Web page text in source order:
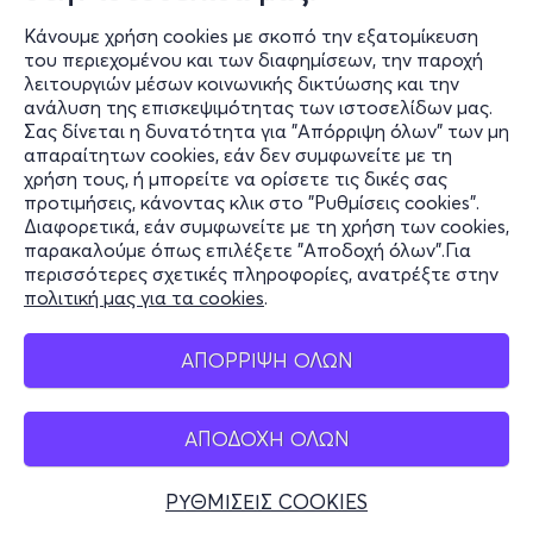
Κάνουμε χρήση cookies με σκοπό την εξατομίκευση
του περιεχομένου και των διαφημίσεων, την παροχή
λειτουργιών μέσων κοινωνικής δικτύωσης και την
ανάλυση της επισκεψιμότητας των ιστοσελίδων μας.
Σας δίνεται η δυνατότητα για "Απόρριψη όλων" των μη
απαραίτητων cookies, εάν δεν συμφωνείτε με τη
χρήση τους, ή μπορείτε να ορίσετε τις δικές σας
προτιμήσεις, κάνοντας κλικ στο "Ρυθμίσεις cookies".
Διαφορετικά, εάν συμφωνείτε με τη χρήση των cookies,
παρακαλούμε όπως επιλέξετε "Αποδοχή όλων".Για
περισσότερες σχετικές πληροφορίες, ανατρέξτε στην
πολιτική μας για τα cookies.
ΑΠΟΡΡΙΨΗ ΟΛΩΝ
ΑΠΟΔΟΧΗ ΟΛΩΝ
ΡΥΘΜΙΣΕΙΣ COOKIES
Λούης και Κώστας μαζί με τρία νέα μέλη στην σύνθεσή
τους: τη Δανάη στα πλήκτρα (μέλος των PsychoΤropica
& Jammaroots), το Γιώργο στην κιθάρα (Cartoons
& Dirty old dogs), και τον Κώστα στα ντραμς (επίσης
μέλος της post punk μπάντας Cartoons) σε μια εφ’όλης
της ύλης εμφάνιση για μια ακόμη καλλιτεχνική
παρέμβαση για το “Δικαίωμα στη ζωή”.
Μια παραγωγή τηςRDKL - Radikal events
RDKL loves punk and proudly celebrates it's 50-year long
legacy. ΠΧΤ ΠΝΚ!
Πληροφορίες
Υποστήριξη
Stay Connected
Mobile app